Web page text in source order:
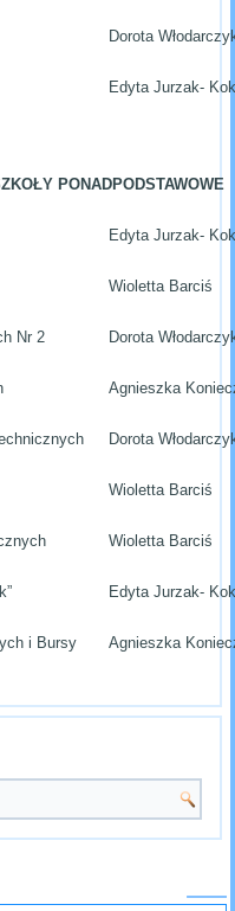
Dorota
Edyta Jurzak-
PONADPODSTAWOWE
Edyta Jurzak-
Wioletta Barciś
Nr 2 Dorota
Agnieszka
Dorota
Wioletta Barciś
Wioletta Barciś
Edyta Jurzak-
i Bursy
Agnieszka